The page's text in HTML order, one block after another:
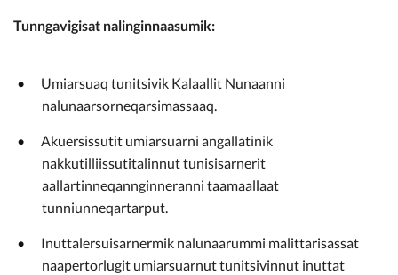
Tunngavigisat nalinginnaasumik:
Umiarsuaq tunitsivik Kalaallit Nunaanni
nalunaarsorneqarsimassaaq.
Akuersissutit umiarsuarni angallatinik
nakkutilliissutitalinnut tunisisarnerit
aallartinneqannginneranni taamaallaat
tunniunneqartarput.
Inuttalersuisarnermik nalunaarummi malittarisassat
naapertorlugit umiarsuarnut tunitsivinnut inuttat